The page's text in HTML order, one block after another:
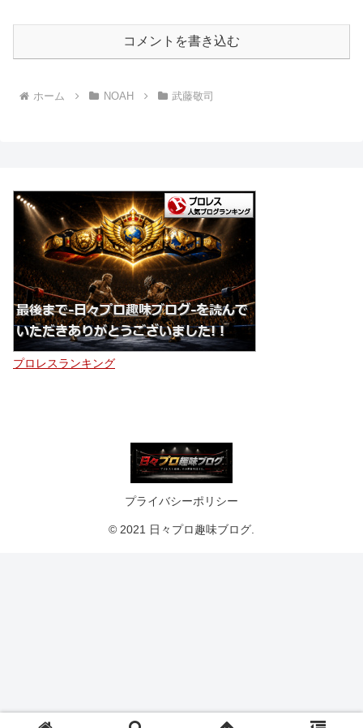
コメントを書き込む
ホーム NOAH 武藤敬司
プロレスランキング
プライバシーポリシー
© 2021 日々プロ趣味ブログ.